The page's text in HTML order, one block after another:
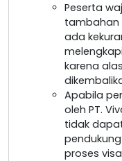
Peserta
tambahan
ada
karena
Apabila
oleh PT.
tidak
proses